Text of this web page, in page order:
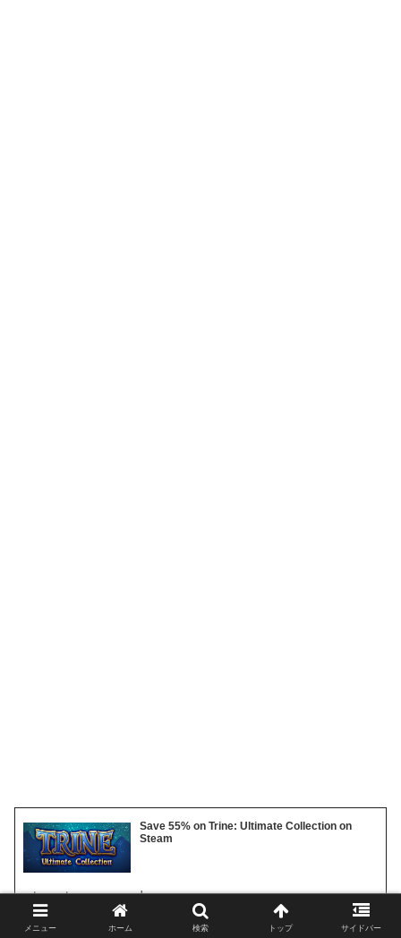
Save 55% on Trine: Ultimate Collection on
Steam
store.steampowered.com
メニュー ホーム 検索 トップ サイドバー